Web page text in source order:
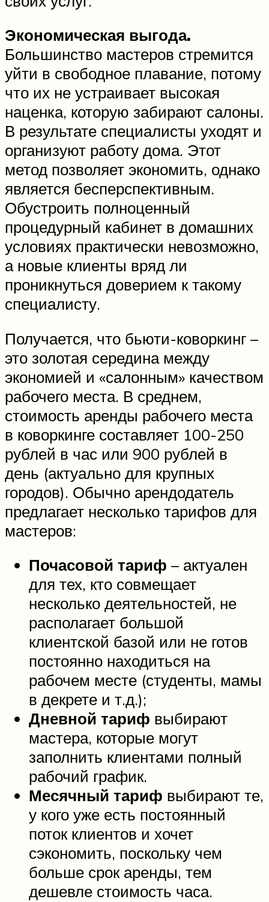
Экономическая выгода.
Большинство мастеров стремится
уйти в свободное плавание, потому
что их не устраивает высокая
наценка, которую забирают салоны.
В результате специалисты уходят и
организуют работу дома. Этот
метод позволяет экономить, однако
является бесперспективным.
Обустроить полноценный
процедурный кабинет в домашних
условиях практически невозможно,
а новые клиенты вряд ли
проникнуться доверием к такому
специалисту.
Получается, что бьюти-коворкинг –
это золотая середина между
экономией и «салонным» качеством
рабочего места. В среднем,
стоимость аренды рабочего места
в коворкинге составляет 100-250
рублей в час или 900 рублей в
день (актуально для крупных
городов). Обычно арендодатель
предлагает несколько тарифов для
мастеров:
Почасовой тариф – актуален
для тех, кто совмещает
несколько деятельностей, не
располагает большой
клиентской базой или не готов
постоянно находиться на
рабочем месте (студенты, мамы
в декрете и т.д.);
Дневной тариф выбирают
мастера, которые могут
заполнить клиентами полный
рабочий график.
Месячный тариф выбирают те,
у кого уже есть постоянный
поток клиентов и хочет
сэкономить, поскольку чем
больше срок аренды, тем
дешевле стоимость часа.